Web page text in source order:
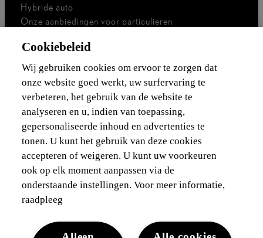
Hybride auto
Onze aanbiedingen voor particulieren
Bedrijfswagen
Ik ben zelfstandig
Voor vlootbeheerders
Waarborgen & financieringen
Ontdek Lexus
Wettelijke vermelding
Cookiebeleid
Wij gebruiken cookies om ervoor te zorgen dat
onze website goed werkt, uw surfervaring te
verbeteren, het gebruik van de website te
analyseren en u, indien van toepassing,
gepersonaliseerde inhoud en advertenties te
tonen. U kunt het gebruik van deze cookies
accepteren of weigeren. U kunt uw voorkeuren
ook op elk moment aanpassen via de
onderstaande instellingen. Voor meer informatie,
raadpleeg